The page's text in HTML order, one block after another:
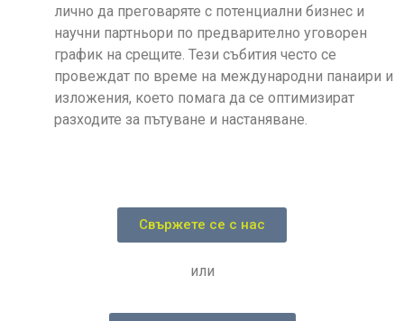
лично да преговаряте с потенциални бизнес и
научни партньори по предварително уговорен
график на срещите. Тези събития често се
провеждат по време на международни панаири и
изложения, което помага да се оптимизират
разходите за пътуване и настаняване.
Свържете се с нас
или